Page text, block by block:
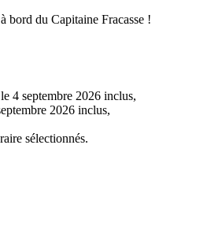
bord du Capitaine Fracasse !
4 septembre 2026 inclus,
2026 inclus,
sélectionnés.